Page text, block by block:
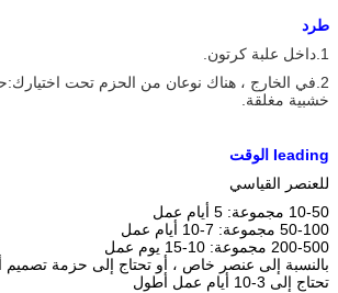
طرد
1.داخل علبة كرتون.
2.في الخارج ، هناك نوعان من الحزم تحت اختيارك:
خشبية مغلقة.
Ieading الوقت
للعنصر القياسي
10-50 مجموعة: 5 أيام عمل
50-100 مجموعة: 7-10 أيام عمل
200-500 مجموعة: 10-15 يوم عمل
بالنسبة إلى عنصر خاص ، أو تحتاج إلى حزمة
تحتاج إلى 3-10 أيام عمل أطول